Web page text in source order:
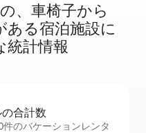
、車⁠椅⁠子⁠か⁠ら
る宿⁠泊⁠施⁠設⁠に
統⁠計⁠情⁠報
合⁠計⁠数
のバケーションレンタ